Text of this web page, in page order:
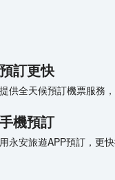
預訂更快
提供全天候預訂機票服務
手機預訂
用永安旅遊APP預訂，更